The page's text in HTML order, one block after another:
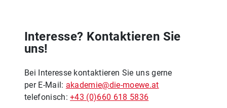
Interesse? Kontaktieren Sie
uns!
Bei Interesse kontaktieren Sie uns gerne
per E-Mail: akademie@die-moewe.at
telefonisch:+43 (0)660 618 5836